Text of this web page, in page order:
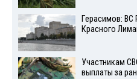
Герасимов:
Красного
Участникам
выплаты за